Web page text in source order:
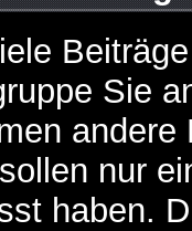
Sie
nur
haben.